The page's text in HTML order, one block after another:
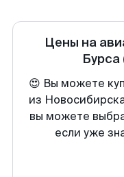
Цены на
Бурса
😍 Вы можете
из
вы можете
если уже